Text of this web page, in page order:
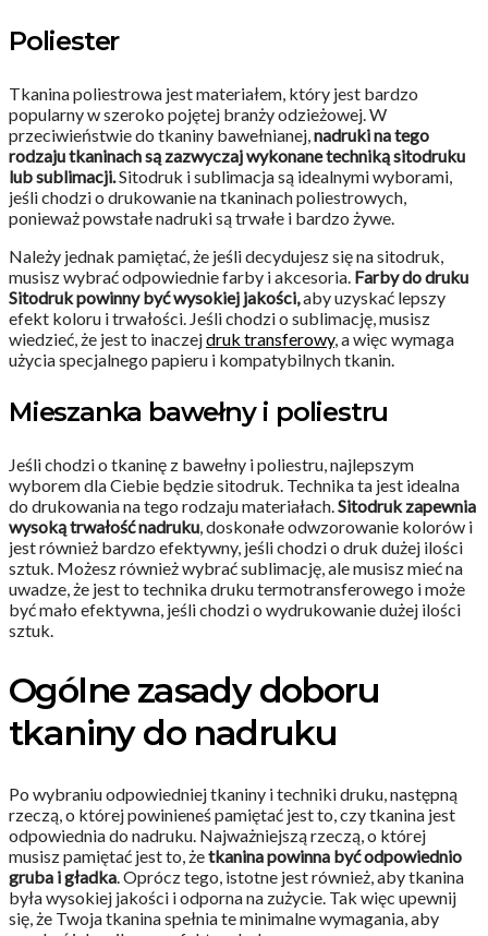
Poliester
Tkanina poliestrowa jest materiałem, który jest bardzo
popularny w szeroko pojętej branży odzieżowej. W
przeciwieństwie do tkaniny bawełnianej,nadruki na tego
rodzaju tkaninach są zazwyczaj wykonane techniką sitodruku
lub sublimacji.Sitodruk i sublimacja są idealnymi wyborami,
jeśli chodzi o drukowanie na tkaninach poliestrowych,
ponieważ powstałe nadruki są trwałe i bardzo żywe.
Należy jednak pamiętać, że jeśli decydujesz się na sitodruk,
musisz wybrać odpowiednie farby i akcesoria. Farby do druku
Sitodruk powinny być wysokiej jakości,aby uzyskać lepszy
efekt koloru i trwałości. Jeśli chodzi o sublimację, musisz
wiedzieć, że jest to inaczejdruk transferowy, a więc wymaga
użycia specjalnego papieru i kompatybilnych tkanin.
Mieszanka bawełny i poliestru
Jeśli chodzi o tkaninę z bawełny i poliestru, najlepszym
wyborem dla Ciebie będzie sitodruk. Technika ta jest idealna
do drukowania na tego rodzaju materiałach.Sitodruk zapewnia
wysoką trwałość nadruku, doskonałe odwzorowanie kolorów i
jest również bardzo efektywny, jeśli chodzi o druk dużej ilości
sztuk. Możesz również wybrać sublimację, ale musisz mieć na
uwadze, że jest to technika druku termotransferowego i może
być mało efektywna, jeśli chodzi o wydrukowanie dużej ilości
sztuk.
Ogólne zasady doboru
tkaniny do nadruku
Po wybraniu odpowiedniej tkaniny i techniki druku, następną
rzeczą, o której powinieneś pamiętać jest to, czy tkanina jest
odpowiednia do nadruku. Najważniejszą rzeczą, o której
musisz pamiętać jest to, żetkanina powinna być odpowiednio
gruba i gładka. Oprócz tego, istotne jest również, aby tkanina
była wysokiej jakości i odporna na zużycie. Tak więc upewnij
się, że Twoja tkanina spełnia te minimalne wymagania, aby